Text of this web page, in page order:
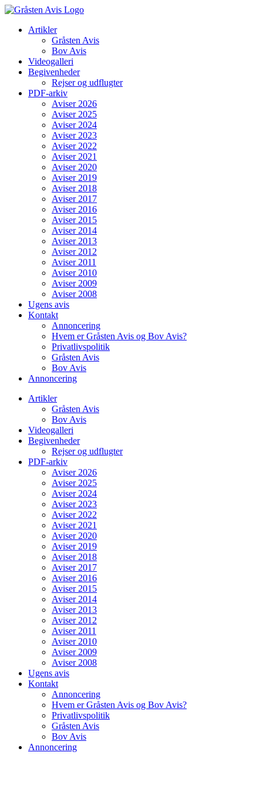
Skip
contentArtikler
Gråsten Avis
Bov Avis
Videogalleri
Begivenheder
Rejser og udflugter
PDF-arkiv
Aviser 2026
Aviser 2025
Aviser 2024
Aviser 2023
Aviser 2022
Aviser 2021
Aviser 2020
Aviser 2019
Aviser 2018
Aviser 2017
Aviser 2016
Aviser 2015
Aviser 2014
Aviser 2013
Aviser 2012
Aviser 2011
Aviser 2010
Aviser 2009
Aviser 2008
Ugens avis
Kontakt
Annoncering
Hvem er Gråsten Avis og Bov Avis?
Privatlivspolitik
Gråsten Avis
Bov Avis
Annoncering
Artikler
Gråsten Avis
Bov Avis
Videogalleri
Begivenheder
Rejser og udflugter
PDF-arkiv
Aviser 2026
Aviser 2025
Aviser 2024
Aviser 2023
Aviser 2022
Aviser 2021
Aviser 2020
Aviser 2019
Aviser 2018
Aviser 2017
Aviser 2016
Aviser 2015
Aviser 2014
Aviser 2013
Aviser 2012
Aviser 2011
Aviser 2010
Aviser 2009
Aviser 2008
Ugens avis
Kontakt
Annoncering
Hvem er Gråsten Avis og Bov Avis?
Privatlivspolitik
Gråsten Avis
Bov Avis
Annoncering